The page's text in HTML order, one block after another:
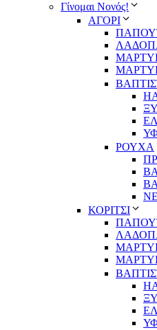
Γίνομαι Νονός!
ΑΓΟΡΙ
ΡΟΥΧΑ
ΚΟΡΙΤΣΙ